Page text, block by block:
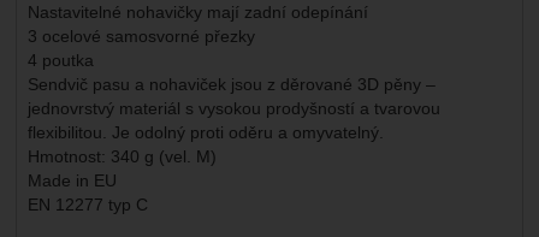
Nastavitelné nohavičky mají zadní odepínání
3 ocelové samosvorné přezky
4 poutka
Sendvič pasu a nohaviček jsou z děrované 3D pěny –
jednovrstvý materiál s vysokou prodyšností a tvarovou
flexibilitou. Je odolný proti oděru a omyvatelný.
Hmotnost: 340 g (vel. M)
Made in EU
EN 12277 typ C